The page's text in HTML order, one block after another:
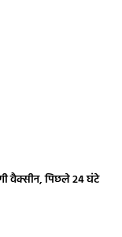
वैक्सीन, पिछले 24 घंटे